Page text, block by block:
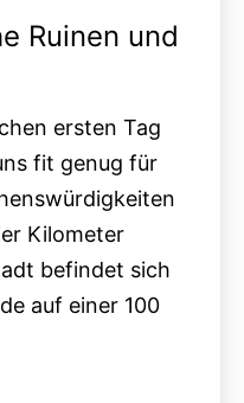
Ruinen und
ersten Tag
fit genug für
Kilometer
befindet sich
auf einer 100